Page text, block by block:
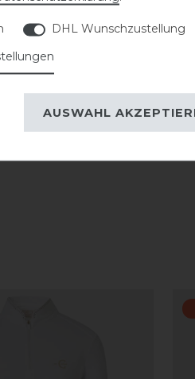
DETAILS ZUR
DHL Wunschzustellung
AUSWAHL